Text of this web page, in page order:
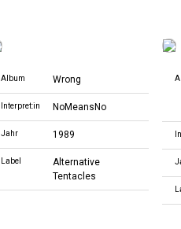
Album Wrong
Interpret:in NoMeansNo
Jahr 1989
Label
Alternative
Tentacles